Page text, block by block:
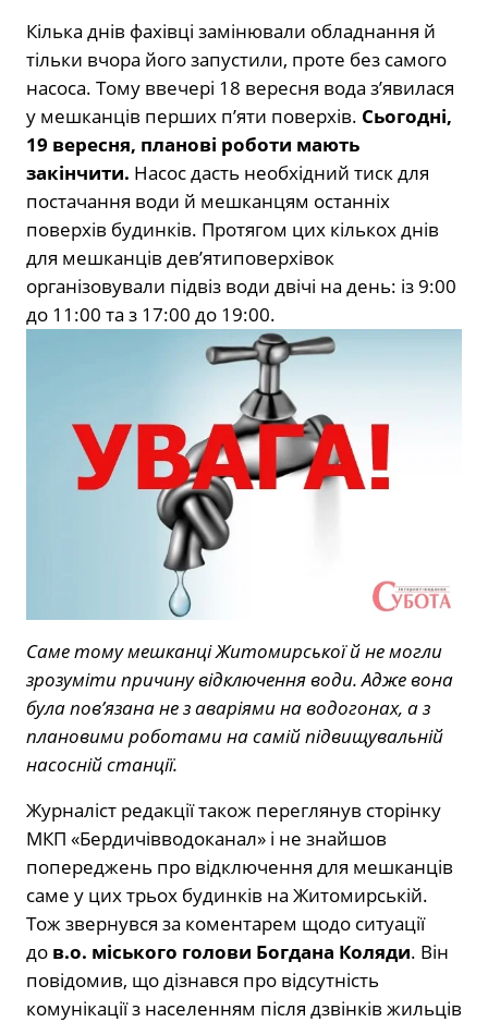
Кілька днів фахівці замінювали обладнання й
тільки вчора його запустили, проте без самого
насоса. Тому ввечері 18 вересня вода з’явилася
у мешканців перших п’яти поверхів. Сьогодні,
19 вересня, планові роботи мають
закінчити. Насос дасть необхідний тиск для
постачання води й мешканцям останніх
поверхів будинків. Протягом цих кількох днів
для мешканців дев’ятиповерхівок
організовували підвіз води двічі на день: із 9:00
до 11:00 та з 17:00 до 19:00.
Саме тому мешканці Житомирської й не могли
зрозуміти причину відключення води. Адже вона
була пов’язана не з аваріями на водогонах, а з
плановими роботами на самій підвищувальній
насосній станції.
Журналіст редакції також переглянув сторінку
МКП «Бердичівводоканал» і не знайшов
попереджень про відключення для мешканців
саме у цих трьох будинків на Житомирській.
Тож звернувся за коментарем щодо ситуації
до в.о. міського голови Богдана Коляди. Він
повідомив, що дізнався про відсутність
комунікації з населенням після дзвінків жильців